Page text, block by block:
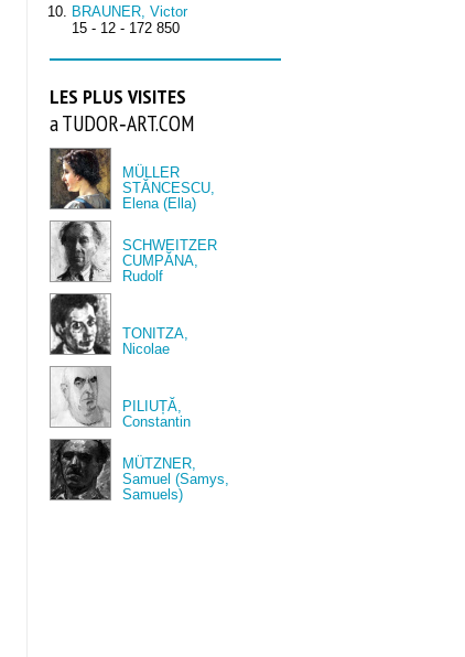
BRAUNER, Victor
15 - 12 - 172 850
LES PLUS VISITES
a TUDOR‑ART.COM
MÜLLER
STĂNCESCU,
Elena (Ella)
SCHWEITZER
CUMPĂNA,
Rudolf
TONITZA,
Nicolae
PILIUȚĂ,
Constantin
MÜTZNER,
Samuel (Samys,
Samuels)